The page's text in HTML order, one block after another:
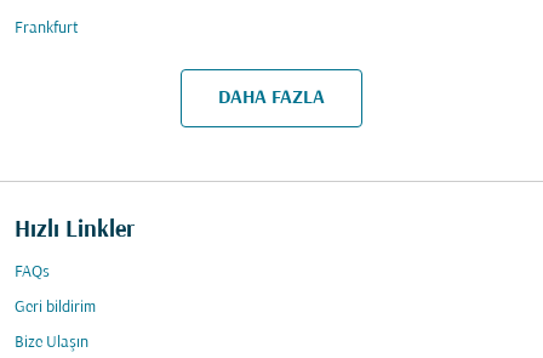
Frankfurt
DAHA FAZLA
Hızlı Linkler
FAQs
Geri bildirim
Bize Ulaşın